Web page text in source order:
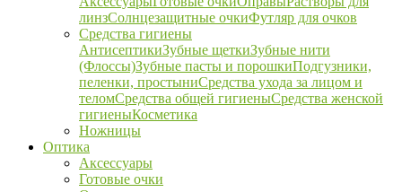
линзСолнцезащитные очкиФутляр для очков
Средства гигиены
АнтисептикиЗубные щеткиЗубные нити
(Флоссы)Зубные пасты и порошкиПодгузники,
пеленки, простыниСредства ухода за лицом и
теломСредства общей гигиеныСредства женской
гигиеныКосметика
Ножницы
Оптика
Аксессуары
Готовые очки